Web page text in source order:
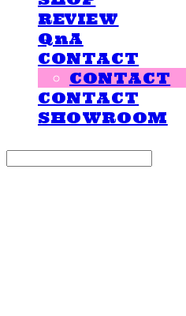
REVIEW
QnA
CONTACT
CONTACT
CONTACT
SHOWROOM